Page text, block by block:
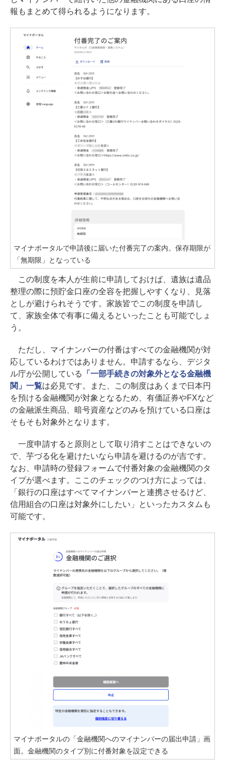
報もまとめて得られるようになります。
マイナポータルで申請後に届いた付番完了の案内。保存期限が
「無期限」となっている
この制度を本人が生前に申請しておけば、遺族は遺品
整理の際に預貯金口座の全容を把握しやすくなり、見落
としが避けられそうです。家族皆でこの制度を申請し
て、家族全体で有事に備えるといったことも可能でしょ
う。
ただし、マイナンバーの付番はすべての金融機関が対
応しているわけではありません。申請するなら、デジタ
ル庁が公開している
「一部手続きの対象外となる金融機
関」一覧は必見です。また、この制度はあくまで日本円
を預ける金融機関が対象となるため、有価証券やFXなど
の金融派生商品、暗号資産などのみを預けている口座は
そもそも対象外となります。
一度申請すると原則として取り消すことはできないの
で、芋づる化を避けたいなら申請を避けるのが吉です。
なお、申請時の登録フォームで付番対象の金融機関のタ
イプが選べます。ここのチェックのつけ方によっては、
「銀行の口座はすべてマイナンバーと連携させるけど、
信用組合の口座は対象外にしたい」といったカスタムも
可能です。
マイナポータルの「金融機関へのマイナンバーの届出申請」画
面。金融機関のタイプ別に付番対象を設定できる